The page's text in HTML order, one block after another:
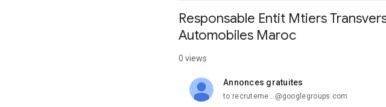
Responsable Entit Mtiers
Automobiles Maroc
0 views
Annonces gratuites
unread,
to recruteme...@googlegroups.com